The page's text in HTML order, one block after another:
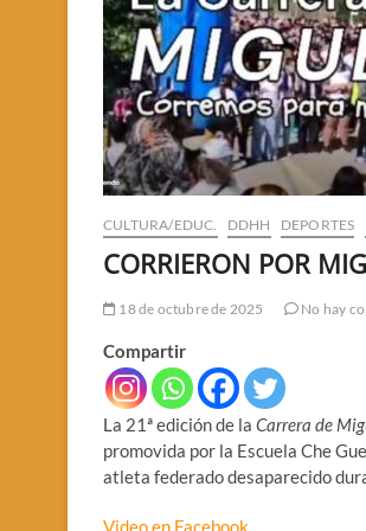
CULTURA/EDUC. DDHH DEPORTES
CORRIERON POR
18 de octubre de 2025 No hay
Compartir
La 21ª edición de la Carrera de
promovida por la Escuela Che
atleta federado desaparecido
Video en Facebook